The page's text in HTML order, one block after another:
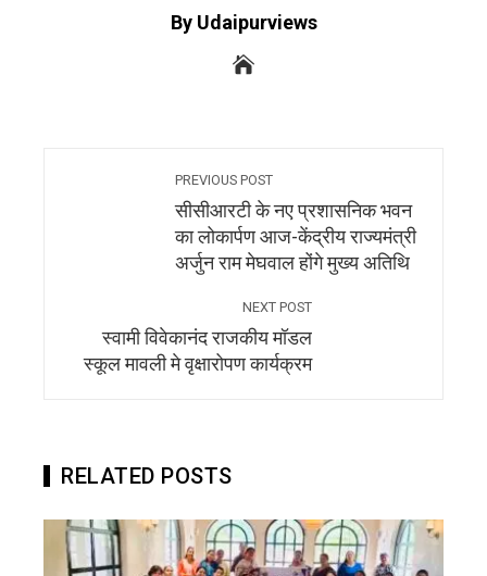
By Udaipurviews
PREVIOUS POST
सीसीआरटी के नए प्रशासनिक भवन
का लोकार्पण आज-केंद्रीय राज्यमंत्री
अर्जुन राम मेघवाल होंगे मुख्य अतिथि
NEXT POST
स्वामी विवेकानंद राजकीय मॉडल
स्कूल मावली मे वृक्षारोपण कार्यक्रम
RELATED POSTS